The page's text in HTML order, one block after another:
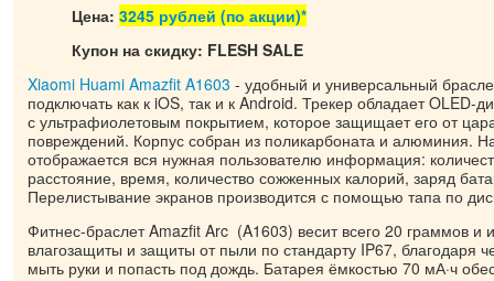
Цена: 3245 рублей (по акции)*
Купон на скидку: FLESH SALE
Xiaomi Huami Amazfit A1603 - удобный и универсальный
подключать как к iOS, так и к Android. Трекер обладает
с ультрафиолетовым покрытием, которое защищает его от
повреждений. Корпус собран из поликарбоната и алюминия.
отображается вся нужная пользователю информация:
расстояние, время, количество сожженных калорий, заряд
Перелистывание экранов производится с помощью тапа по
Фитнес-браслет Amazfit Arc (A1603) весит всего 20 граммов и
влагозащиты и защиты от пыли по стандарту IP67, благодаря
мыть руки и попасть под дождь. Батарея ёмкостью 70 мА·ч